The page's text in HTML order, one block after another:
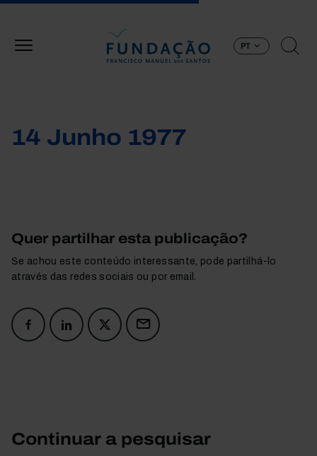
PT
14 Junho 1977
Quer partilhar esta publicação?
Se achou este conteúdo interessante, pode partilhá-lo
através das redes sociais ou por email.
Continuar a pesquisar